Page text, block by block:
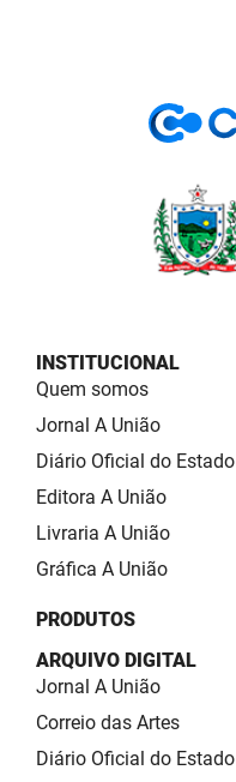
INSTITUCIONAL
Quem somos
Jornal A União
Diário Oficial do Estado
Editora A União
Livraria A União
Gráfica A União
PRODUTOS
ARQUIVO DIGITAL
Jornal A União
Correio das Artes
Diário Oficial do Estado